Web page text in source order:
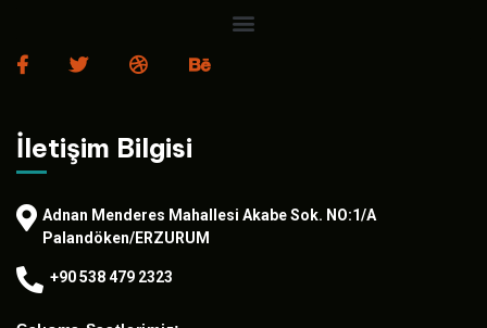
İletişim Bilgisi
Adnan Menderes Mahallesi Akabe Sok. NO:1/A
Palandöken/ERZURUM
+90 538 479 2323